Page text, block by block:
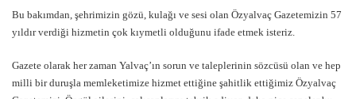
Bu bakımdan, şehrimizin gözü, kulağı ve sesi olan Özyalvaç Gazetemizin 57
yıldır verdiği hizmetin çok kıymetli olduğunu ifade etmek isteriz.
Gazete olarak her zaman Yalvaç’ın sorun ve taleplerinin sözcüsü olan ve hep
milli bir duruşla memleketimize hizmet ettiğine şahitlik ettiğimiz Özyalvaç